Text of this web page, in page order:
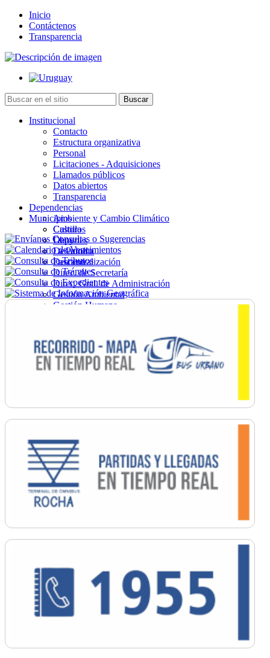
Inicio
Contáctenos
Transparencia
Institucional
Contacto
Estructura organizativa
Personal
Licitaciones - Adquisiciones
Llamados públicos
Datos abiertos
Transparencia
Dependencias
Ambiente y Cambio Climático
Cultura
Deportes
Desarrollo
Descentralización
Direc. de Secretaría
Direc. Gral. de Administración
Gestión Ambiental
Gestión Humana
Ordenamiento
Promoción Social
Salud
Secretaría General
Municipios
Castillos
Chuy
La Paloma
Lascano